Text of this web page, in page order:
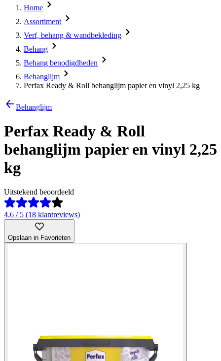
Home
Assortiment
Verf, behang & wandbekleding
Behang
Behang benodigdheden
Behanglijm
Perfax Ready & Roll behanglijm papier en vinyl 2,25 kg
Behanglijm
Perfax Ready & Roll
behanglijm papier en vinyl 2,25
kg
Uitstekend beoordeeld
4.6 / 5 (18 klantreviews)
Opslaan in Favorieten